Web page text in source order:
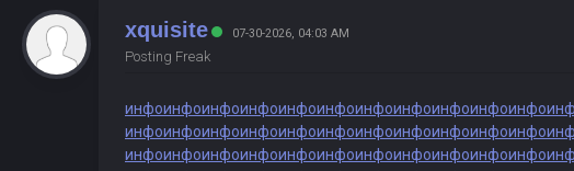
xquisite 07-30-2026, 04:03 AM
Posting Freak
инфоинфоинфоинфоинфоинфоинфоинфоинфоинфоинфо
инфоинфоинфоинфоинфоинфоинфоинфоинфоинфоинфо
инфоинфоинфоинфоинфоинфоинфоинфоинфоинфоинфо